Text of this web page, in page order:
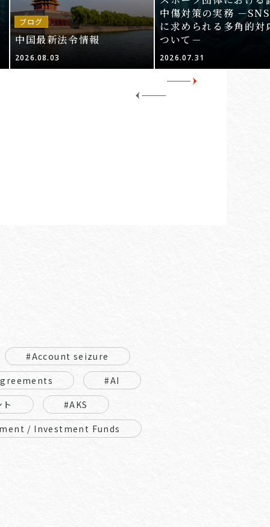
ブログ
中国最新法令情報
2026.08.03
中傷対策の実務 －
に求められる多角的対
ついて－
2026.07.31
#Account seizure
#AI
#AKS
/ Investment Funds